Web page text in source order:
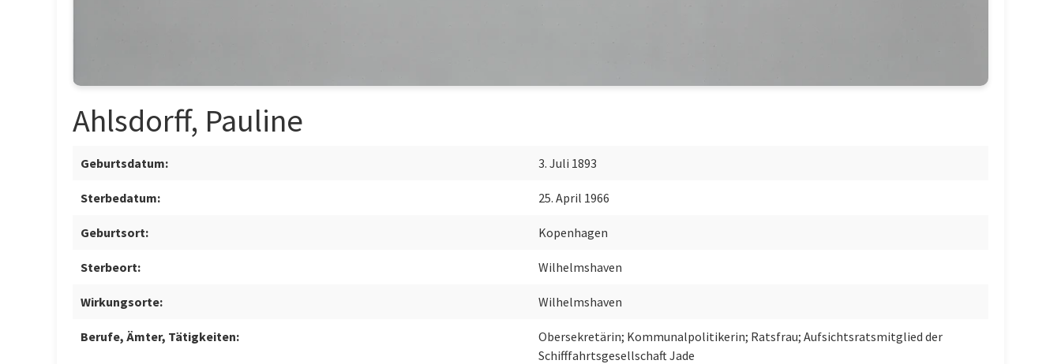
Ahlsdorff, Pauline
Geburtsdatum: 3. Juli 1893
Sterbedatum: 25. April 1966
Geburtsort: Kopenhagen
Sterbeort: Wilhelmshaven
Wirkungsorte: Wilhelmshaven
Berufe, Ämter, Tätigkeiten:
Obersekretärin; Kommunalpolitikerin; Ratsfrau; Aufsichtsratsmitglied der
Schifffahrtsgesellschaft Jade